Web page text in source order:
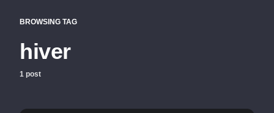
BROWSING TAG
hiver
1 post